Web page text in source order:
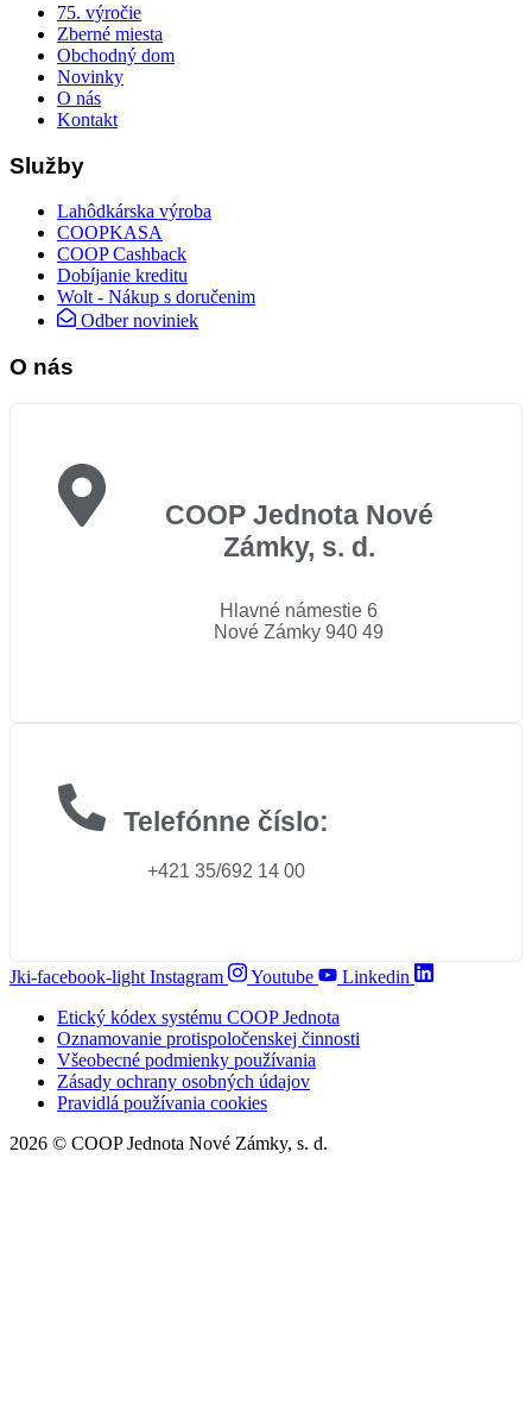
75. výročie
Zberné miesta
Obchodný dom
Novinky
O nás
Kontakt
Služby
Lahôdkárska výroba
COOPKASA
COOP Cashback
Dobíjanie kreditu
Wolt - Nákup s doručenim
Odber noviniek
O nás
COOP Jednota Nové
Zámky, s. d.
Hlavné námestie 6
Nové Zámky 940 49
Telefónne číslo:
+421 35/692 14 00
Jki-facebook-light Instagram Youtube
Linkedin
Etický kódex systému COOP Jednota
Oznamovanie protispoločenskej činnosti
Všeobecné podmienky používania
Zásady ochrany osobných údajov
Pravidlá používania cookies
2026 © COOP Jednota Nové Zámky, s. d.